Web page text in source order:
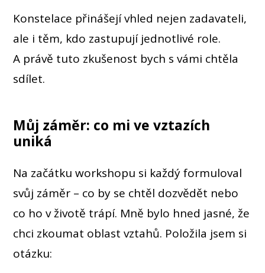
Konstelace přinášejí vhled nejen zadavateli,
ale i těm, kdo zastupují jednotlivé role.
A právě tuto zkušenost bych s vámi chtěla
sdílet.
Můj záměr: co mi ve vztazích
uniká
Na začátku workshopu si každý formuloval
svůj záměr – co by se chtěl dozvědět nebo
co ho v životě trápí. Mně bylo hned jasné, že
chci zkoumat oblast vztahů. Položila jsem si
otázku: